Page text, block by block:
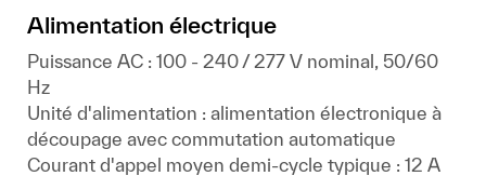
Alimentation électrique
Puissance AC : 100 - 240 / 277 V nominal, 50/60
Hz
Unité d'alimentation : alimentation électronique à
découpage avec commutation automatique
Courant d'appel moyen demi-cycle typique : 12 A